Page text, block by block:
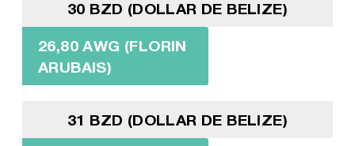
30 BZD (DOLLAR DE BELIZE)
26,80 AWG (FLORIN
ARUBAIS)
31 BZD (DOLLAR DE BELIZE)